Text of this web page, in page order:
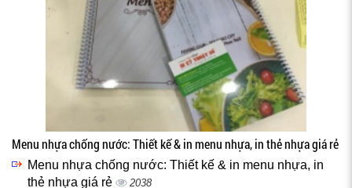
Menu nhựa chống nước: Thiết kế & in menu nhựa, in thẻ nhựa giá rẻ
Menu nhựa chống nước: Thiết kế & in menu nhựa, in
thẻ nhựa giá rẻ
2038